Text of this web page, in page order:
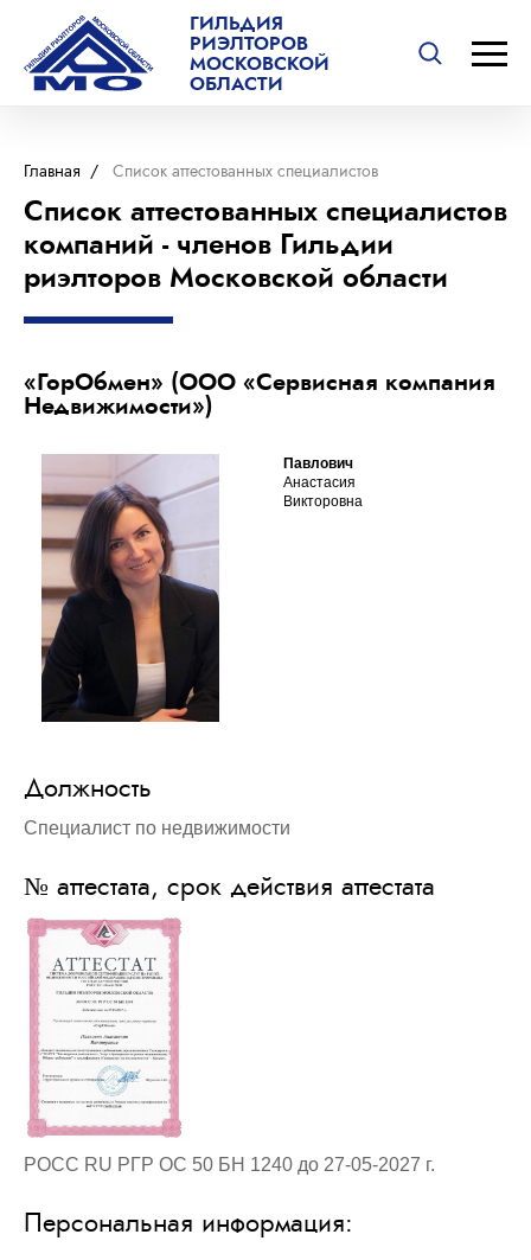
ГИЛЬДИЯ
РИЭЛТОРОВ
МОСКОВСКОЙ
ОБЛАСТИ
Главная / Список аттестованных специалистов
Список аттестованных специалистов
компаний - членов Гильдии
риэлторов Московской области
«ГорОбмен» (ООО «Сервисная компания
Недвижимости»)
Павлович
Анастасия
Викторовна
Должность
Специалист по недвижимости
№ аттестата, срок действия аттестата
РОСС RU РГР ОС 50 БН 1240 до 27-05-2027 г.
Персональная информация: